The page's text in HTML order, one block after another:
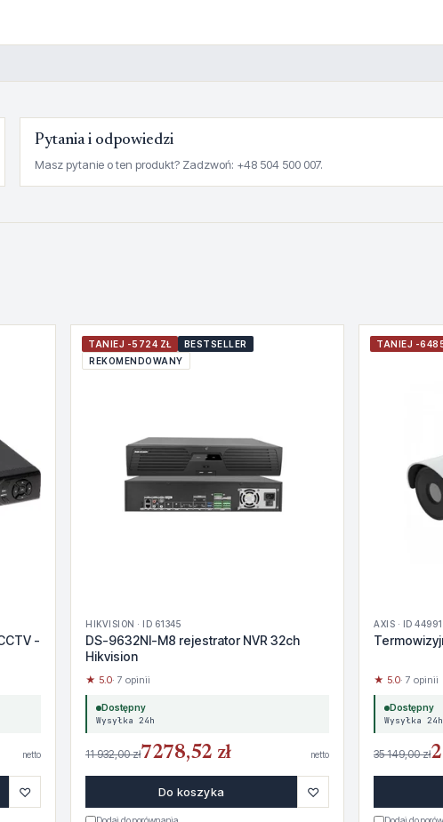
Pytania i odpowiedzi
Masz pytanie o ten produkt? Zadzwoń: +48 504 500 007.
-
netto
♡
TANIEJ -5724 ZŁ
BESTSELLER
REKOMENDOWANY
HIKVISION · ID 61345
DS-9632NI-M8 rejestrator NVR 32ch
Hikvision
★ 5.0· 7 opinii
Dostępny
Wysyłka 24h
11 932,00 zł7278,52 zł netto
Do koszyka ♡
TANIEJ -
AXIS · ID 44991
★ 5.0· 7 opinii
Dostępny
Wysyłka 24h
35 149,00 zł